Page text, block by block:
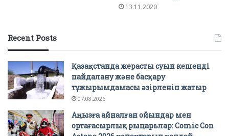
13.11.2020
Recent Posts
Қазақстанда жерасты суын кешенді
пайдалану және басқару
тұжырымдамасы әзірленіп жатыр
07.08.2026
Аңызға айналған ойындар мен
ортағасырлық рыцарьлар: Comic Con